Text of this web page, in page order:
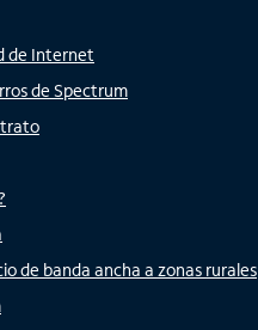
de Internet
de Spectrum
de banda ancha a zonas rurales